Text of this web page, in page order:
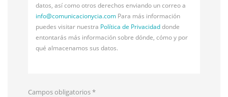
datos, así como otros derechos enviando un correo a
info@comunicacionycia.com Para más información
puedes visitar nuestra Política de Privacidaddonde
entontarás más información sobre dónde, cómo y por
qué almacenamos sus datos.
Campos obligatorios*